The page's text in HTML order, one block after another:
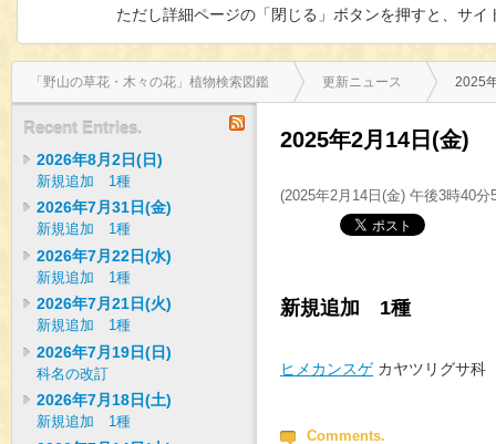
ただし詳細ページの「閉じる」ボタンを押すと、サ
「野山の草花・木々の花」植物検索図鑑 更新ニュース 2025
2025年2月14日(金)
(2025年2月14日(金) 午後3時40分
新規追加 1種
ヒメカンスゲカヤツリグサ科
Comments.
Recent Entries.
2026年8月2日(日)
新規追加 1種
2026年7月31日(金)
新規追加 1種
2026年7月22日(水)
新規追加 1種
2026年7月21日(火)
新規追加 1種
2026年7月19日(日)
科名の改訂
2026年7月18日(土)
新規追加 1種